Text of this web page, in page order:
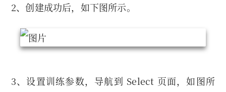
2、创建成功后，如下图所示。
3、设置训练参数，导航到 Select ⻚面，如图所